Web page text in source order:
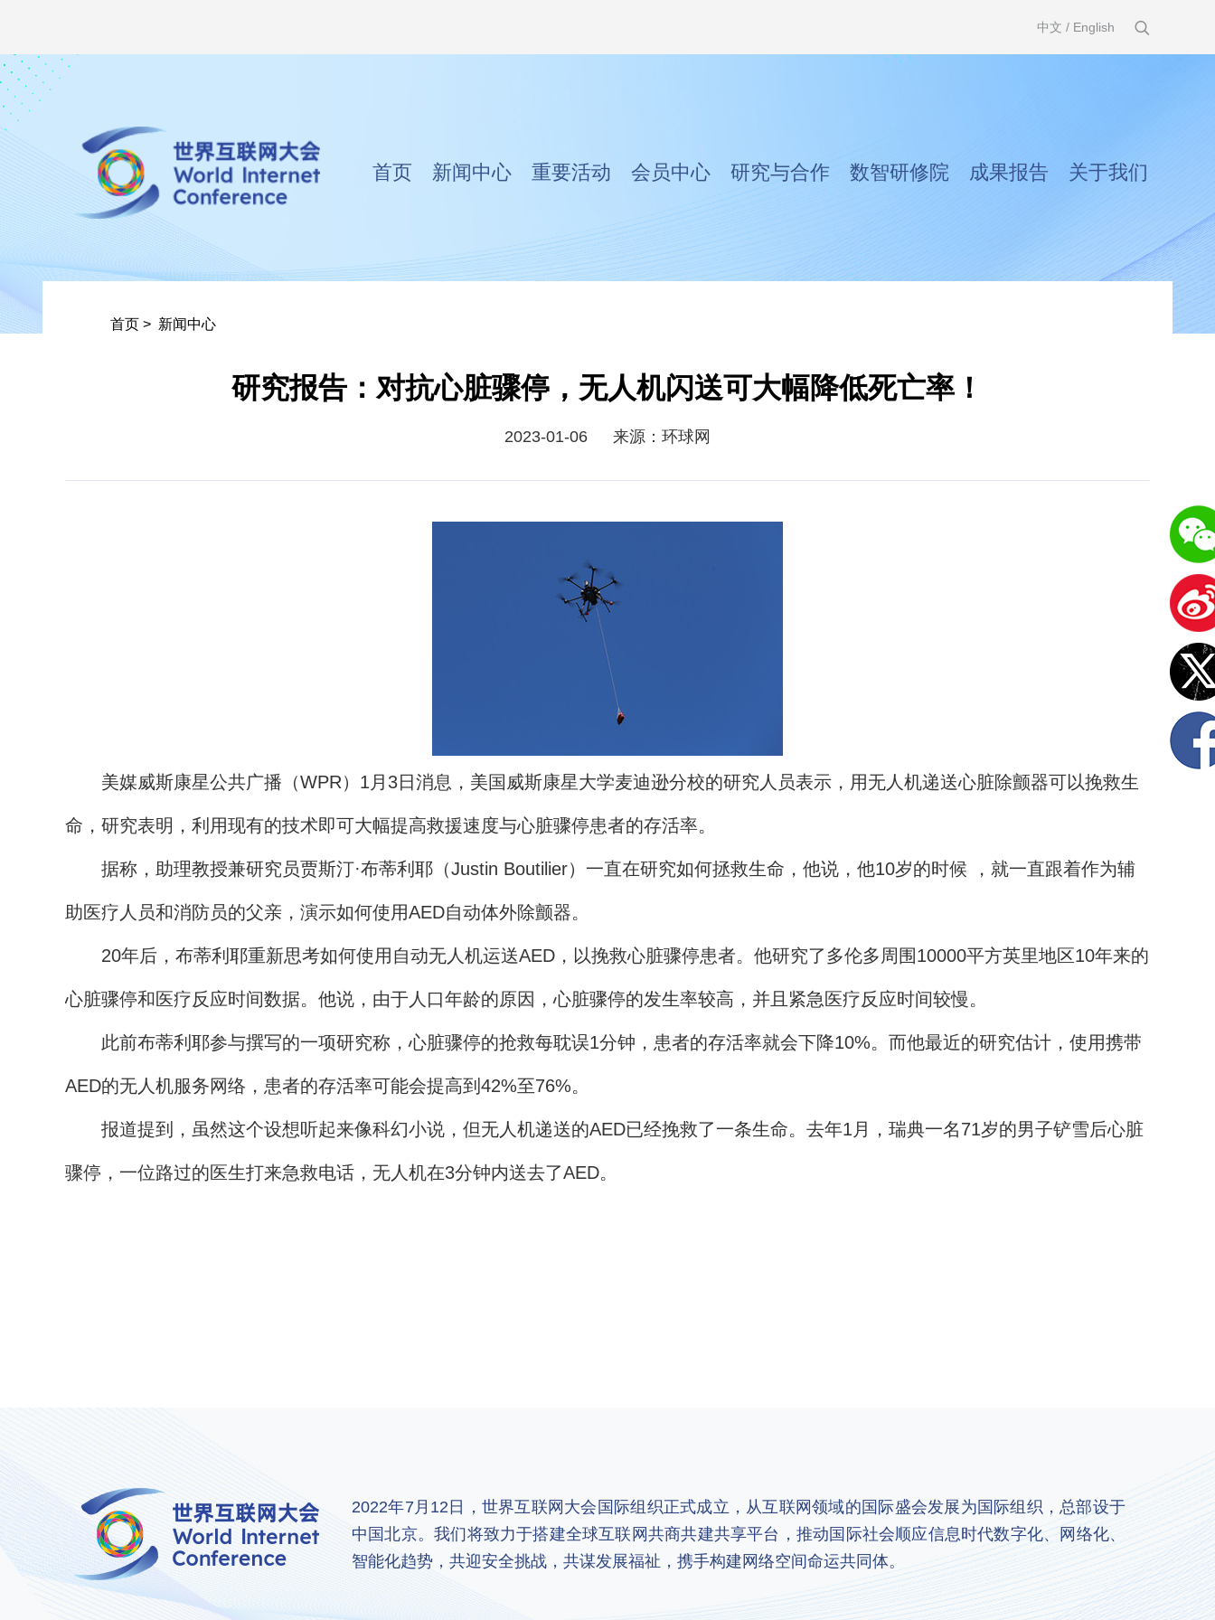
中文 / English
首页 新闻中心 重要活动 会员中心 研究与合作 数智研修院 成果报告 关于我们
首页 > 新闻中心
研究报告：对抗心脏骤停，无人机闪送可大幅降低死亡率！
2023-01-06 来源：环球网
美媒威斯康星公共广播（WPR）1月3日消息，美国威斯康星大学麦迪逊分校的研究人员表示，用无人机递送心脏除颤器可以挽救生
命，研究表明，利用现有的技术即可大幅提高救援速度与心脏骤停患者的存活率。
据称，助理教授兼研究员贾斯汀·布蒂利耶（Justin Boutilier）一直在研究如何拯救生命，他说，他10岁的时候 ，就一直跟着作为辅
助医疗人员和消防员的父亲，演示如何使用AED自动体外除颤器。
20年后，布蒂利耶重新思考如何使用自动无人机运送AED，以挽救心脏骤停患者。他研究了多伦多周围10000平方英里地区10年来的
心脏骤停和医疗反应时间数据。他说，由于人口年龄的原因，心脏骤停的发生率较高，并且紧急医疗反应时间较慢。
此前布蒂利耶参与撰写的一项研究称，心脏骤停的抢救每耽误1分钟，患者的存活率就会下降10%。而他最近的研究估计，使用携带
AED的无人机服务网络，患者的存活率可能会提高到42%至76%。
报道提到，虽然这个设想听起来像科幻小说，但无人机递送的AED已经挽救了一条生命。去年1月，瑞典一名71岁的男子铲雪后心脏
骤停，一位路过的医生打来急救电话，无人机在3分钟内送去了AED。
2022年7月12日，世界互联网大会国际组织正式成立，从互联网领域的国际盛会发展为国际组织，总部设于
中国北京。我们将致力于搭建全球互联网共商共建共享平台，推动国际社会顺应信息时代数字化、网络化、
智能化趋势，共迎安全挑战，共谋发展福祉，携手构建网络空间命运共同体。